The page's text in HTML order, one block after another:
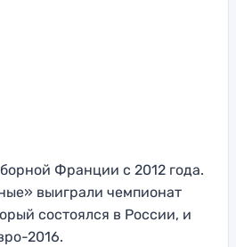
Франции с 2012 года.
выиграли чемпионат
состоялся в России, и
2016.